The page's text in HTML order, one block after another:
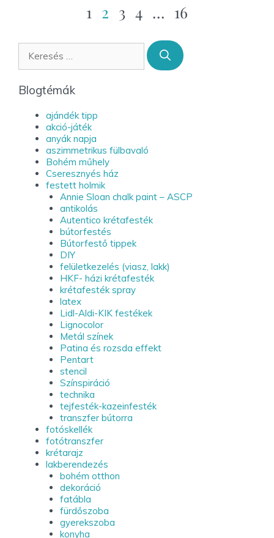
1 2 3 4 … 16
Blogtémák
ajándék tipp
akció-játék
anyák napja
aszimmetrikus fülbavaló
Bohém műhely
Cseresznyés ház
festett holmik
Annie Sloan chalk paint – ASCP
antikolás
Autentico krétafesték
bútorfestés
Bútorfestő tippek
DIY
felületkezelés (viasz, lakk)
HKF- házi krétafesték
krétafesték spray
latex
Lidl-Aldi-KIK festékek
Lignocolor
Metál színek
Patina és rozsda effekt
Pentart
stencil
Színspiráció
technika
tejfesték-kazeinfesték
transzfer bútorra
fotóskellék
fotótranszfer
krétarajz
lakberendezés
bohém otthon
dekoráció
fatábla
fürdőszoba
gyerekszoba
konyha